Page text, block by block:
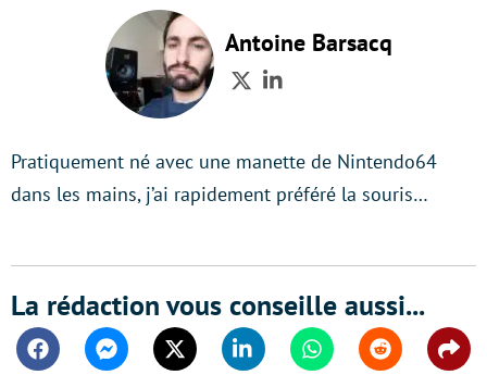
Antoine Barsacq
TwitterLinkedIn
Pratiquement né avec une manette de Nintendo64
dans les mains, j’ai rapidement préféré la souris…
La rédaction vous conseille aussi...
FacebookMessengerTwitter Linkedin WhatsappReddit